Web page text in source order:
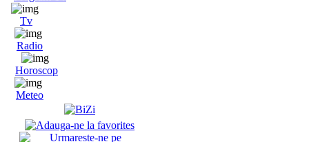
Tv
Radio
Horoscop
Meteo